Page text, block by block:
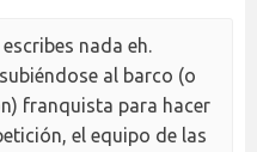
nada eh.
al barco (o
franquista para hacer
el equipo de las